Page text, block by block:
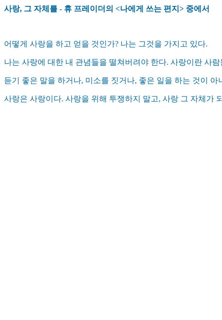
사랑, 그 자체를 - 휴 프레이더의 <나에게 쓰는 편지> 중에서
어떻게 사랑을 하고 얻을 것인가? 나는 그것을 가지고 있다.
나는 사랑에 대한 내 관념들을 떨쳐버려야 한다. 사랑이란 사
듣기 좋은 말을 하거나, 미소를 짓거나, 좋은 일을 하는 것이 아
사랑은 사랑이다. 사랑을 위해 투쟁하지 말고, 사랑 그 자체가